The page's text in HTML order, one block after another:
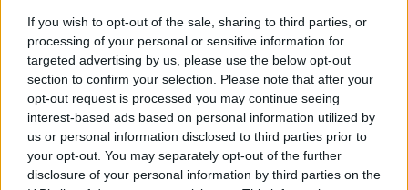
If you wish to opt-out of the sale, sharing to third parties, or
processing of your personal or sensitive information for
targeted advertising by us, please use the below opt-out
section to confirm your selection. Please note that after your
opt-out request is processed you may continue seeing
interest-based ads based on personal information utilized by
us or personal information disclosed to third parties prior to
your opt-out. You may separately opt-out of the further
disclosure of your personal information by third parties on the
és 94 százalékkal kevesebb vizet igényel az
előállítása. A kezdeti lépések úgy tűnik,
meggyőzőnek bizonyultak Amerikában. Ráadásul
nem csak a befektetők számára: a Time
Magazine 2022-ben a prototípust az év kétszáz
legjobb innovációja közé sorolta.